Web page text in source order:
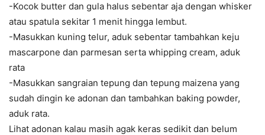
-Kocok butter dan gula halus sebentar aja dengan whisker
atau spatula sekitar 1 menit hingga lembut.
-Masukkan kuning telur, aduk sebentar tambahkan keju
mascarpone dan parmesan serta whipping cream, aduk
rata
-Masukkan sangraian tepung dan tepung maizena yang
sudah dingin ke adonan dan tambahkan baking powder,
aduk rata.
Lihat adonan kalau masih agak keras sedikit dan belum